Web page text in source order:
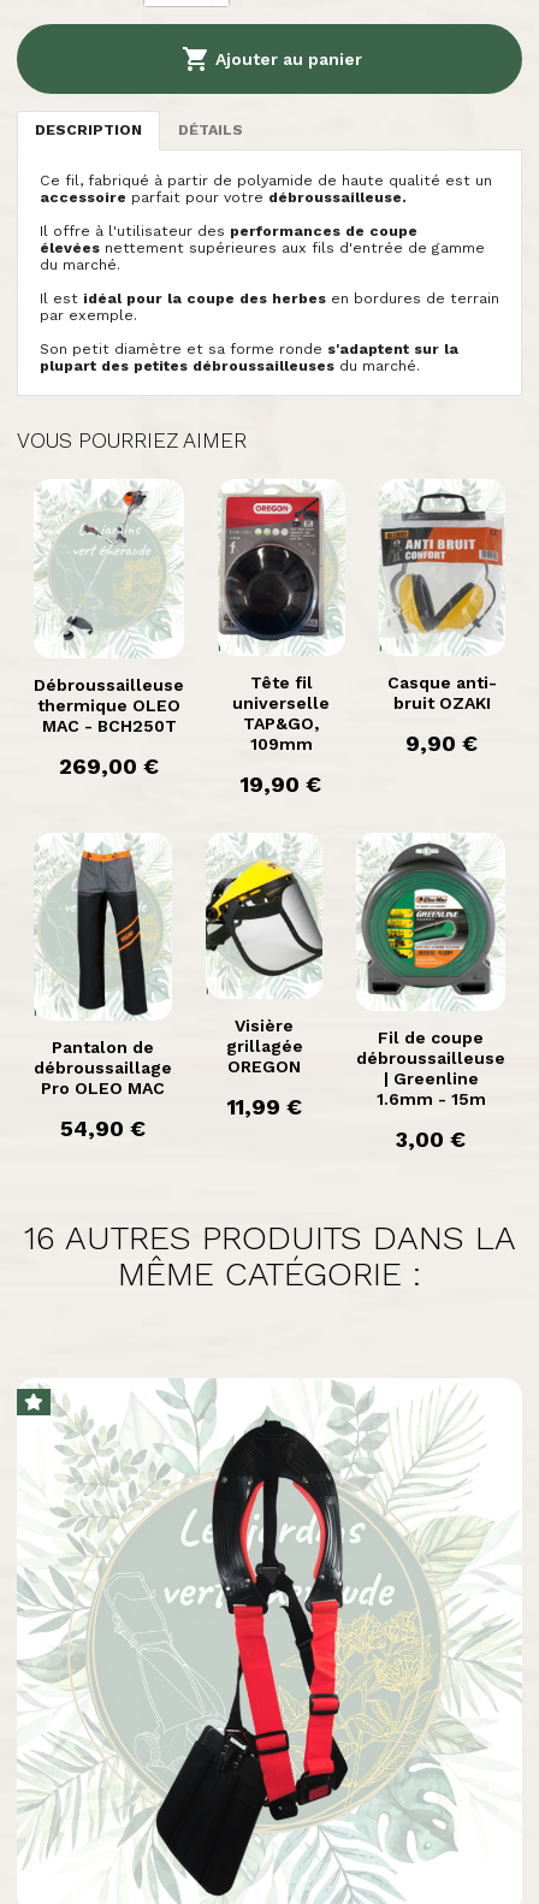
 Ajouter au panier
DESCRIPTION DÉTAILS
Ce fil, fabriqué à partir de polyamide de haute qualité est un
accessoire parfait pour votre débroussailleuse.
Il offre à l'utilisateur des performances de coupe
élevéesnettement supérieures aux fils d'entrée de gamme
du marché.
Il est idéal pour la coupe des herbesen bordures de terrain
par exemple.
Son petit diamètre et sa forme ronde s'adaptent sur la
plupart des petites débroussailleusesdu marché.
VOUS POURRIEZ AIMER
Aperçu rapide
Débroussailleuse
thermique OLEO
MAC - BCH250T
prix
269,00 €
 Aperçu
rapide
Tête fil
universelle
TAP&GO,
109mm
prix
19,90 €
Aperçu
rapide
Casque anti-
bruit OZAKI
prix
9,90 €
Aperçu
rapide
Pantalon de
débroussaillage
Pro OLEO MAC
prix
54,90 €
 Aperçu
rapide
Visière
grillagée
OREGON
prix
11,99 €
Aperçu rapide
Fil de coupe
débroussailleuse
| Greenline
1.6mm - 15m
prix
3,00 €
16 AUTRES PRODUITS DANS LA
MÊME CATÉGORIE :
Aperçu rapide